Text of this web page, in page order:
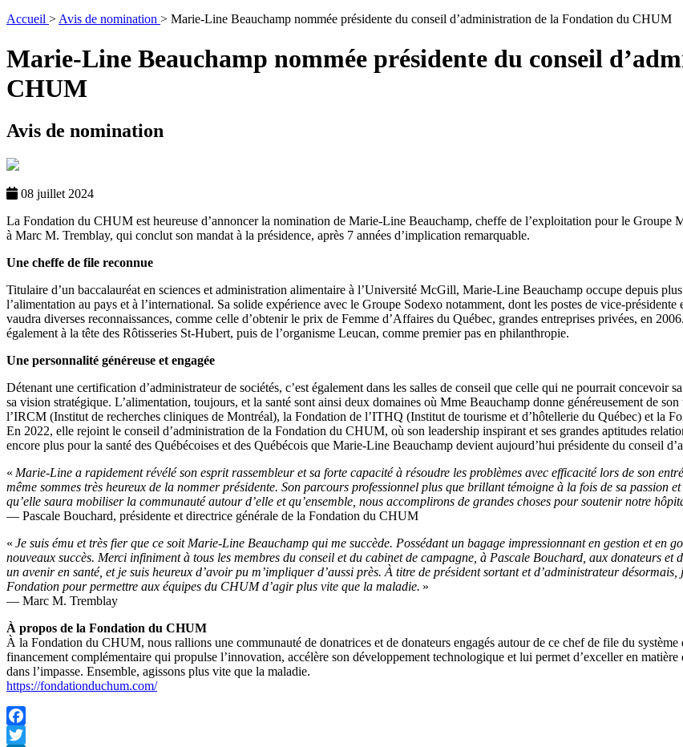
Accueil >Avis de nomination > Marie-Line Beauchamp nommée présidente du conseil d’administration de la Fondation du CHUM
Marie-Line Beauchamp nommée présidente du conseil
CHUM
Avis de nomination
08 juillet 2024
La Fondation du CHUM est heureuse d’annoncer la nomination de Marie-Line Beauchamp, cheffe de l’exploitation pour le Groupe
à Marc M. Tremblay, qui conclut son mandat à la présidence, après 7 années d’implication remarquable.
Une cheffe de file reconnue
Titulaire d’un baccalauréat en sciences et administration alimentaire à l’Université McGill, Marie-Line Beauchamp occupe depuis
l’alimentation au pays et à l’international. Sa solide expérience avec le Groupe Sodexo notamment, dont les postes de vice-
vaudra diverses reconnaissances, comme celle d’obtenir le prix de Femme d’Affaires du Québec, grandes entreprises privées, en
également à la tête des Rôtisseries St-Hubert, puis de l’organisme Leucan, comme premier pas en philanthropie.
Une personnalité généreuse et engagée
Détenant une certification d’administrateur de sociétés, c’est également dans les salles de conseil que celle qui ne pourrait concevoir
sa vision stratégique. L’alimentation, toujours, et la santé sont ainsi deux domaines où Mme Beauchamp donne généreusement de
l’IRCM (Institut de recherches cliniques de Montréal), la Fondation de l’ITHQ (Institut de tourisme et d’hôtellerie du Québec) et la
En 2022, elle rejoint le conseil d’administration de la Fondation du CHUM, où son leadership inspirant et ses grandes aptitudes
encore plus pour la santé des Québécoises et des Québécois que Marie-Line Beauchamp devient aujourd’hui présidente du conseil
« Marie-Line a rapidement révélé son esprit rassembleur et sa forte capacité à résoudre les problèmes avec efficacité lors de son
même sommes très heureux de la nommer présidente. Son parcours professionnel plus que brillant témoigne à la fois de sa passion
qu’elle saura mobiliser la communauté autour d’elle et qu’ensemble, nous accomplirons de grandes choses pour soutenir notre
— Pascale Bouchard, présidente et directrice générale de la Fondation du CHUM
« Je suis ému et très fier que ce soit Marie-Line Beauchamp qui me succède. Possédant un bagage impressionnant en gestion et en
nouveaux succès. Merci infiniment à tous les membres du conseil et du cabinet de campagne, à Pascale Bouchard, aux donateurs
un avenir en santé, et je suis heureux d’avoir pu m’impliquer d’aussi près. À titre de président sortant et d’administrateur
Fondation pour permettre aux équipes du CHUM d’agir plus vite que la maladie. »
— Marc M. Tremblay
À propos de la Fondation du CHUM
À la Fondation du CHUM, nous rallions une communauté de donatrices et de donateurs engagés autour de ce chef de file du
financement complémentaire qui propulse l’innovation, accélère son développement technologique et lui permet d’exceller en
dans l’impasse. Ensemble, agissons plus vite que la maladie.
https://fondationduchum.com/
Facebook